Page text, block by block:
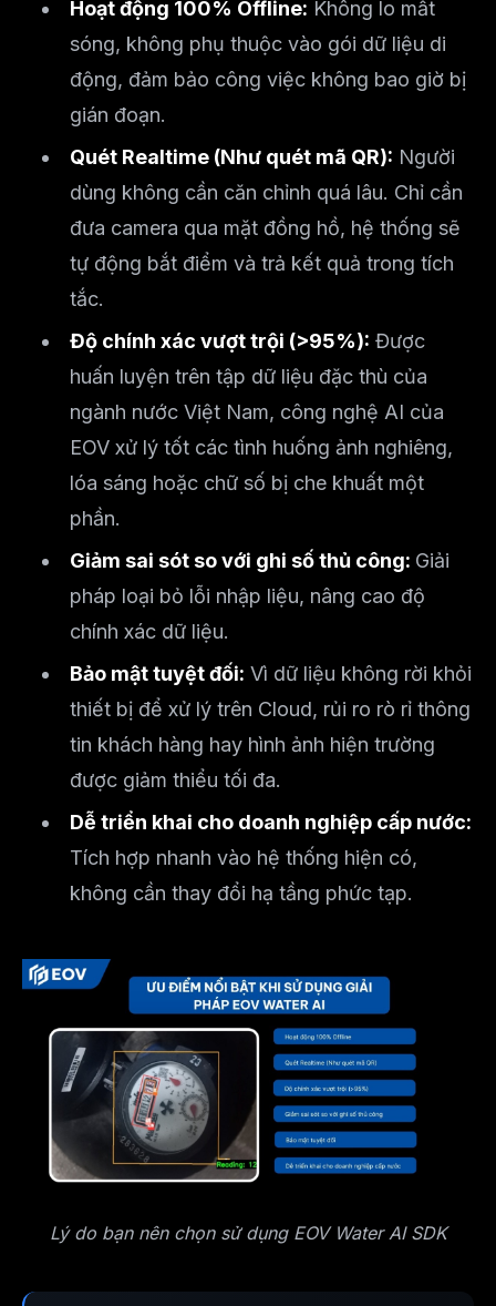
Hoạt động 100% Offline: Không lo mất
sóng, không phụ thuộc vào gói dữ liệu di
động, đảm bảo công việc không bao giờ bị
gián đoạn.
Quét Realtime (Như quét mã QR): Người
dùng không cần căn chỉnh quá lâu. Chỉ cần
đưa camera qua mặt đồng hồ, hệ thống sẽ
tự động bắt điểm và trả kết quả trong tích
tắc.
Độ chính xác vượt trội (>95%): Được
huấn luyện trên tập dữ liệu đặc thù của
ngành nước Việt Nam, công nghệ AI của
EOV xử lý tốt các tình huống ảnh nghiêng,
lóa sáng hoặc chữ số bị che khuất một
phần.
Giảm sai sót so với ghi số thủ công: Giải
pháp loại bỏ lỗi nhập liệu, nâng cao độ
chính xác dữ liệu.
Bảo mật tuyệt đối: Vì dữ liệu không rời khỏi
thiết bị để xử lý trên Cloud, rủi ro rò rỉ thông
tin khách hàng hay hình ảnh hiện trường
được giảm thiểu tối đa.
Dễ triển khai cho doanh nghiệp cấp nước:
Tích hợp nhanh vào hệ thống hiện có,
không cần thay đổi hạ tầng phức tạp.
Lý do bạn nên chọn sử dụng EOV Water AI SDK